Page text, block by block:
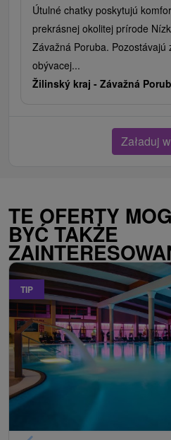
Útulné chatky poskytujú
prekrásnej okolitej prírode
Závažná Poruba. Pozostávajú
obývacej...
Žilinský kraj - Závažná
Załaduj
TE OFERTY
BYĆ TAKŻE
TIP